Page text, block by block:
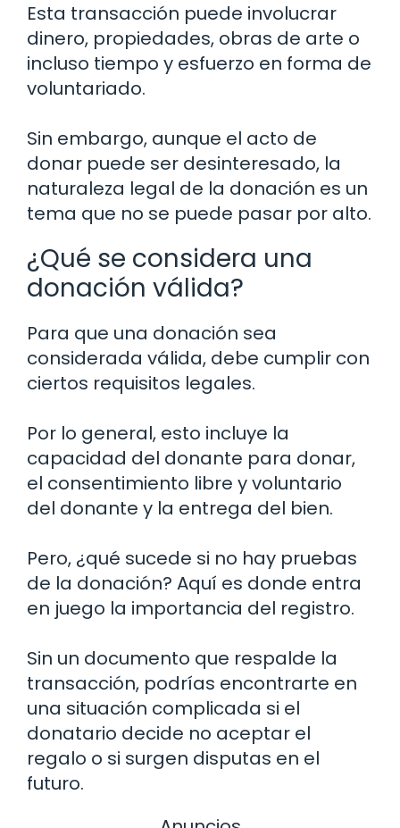
Esta transacción puede involucrar
dinero, propiedades, obras de arte o
incluso tiempo y esfuerzo en forma de
voluntariado.
Sin embargo, aunque el acto de
donar puede ser desinteresado, la
naturaleza legal de la donación es un
tema que no se puede pasar por alto.
¿Qué se considera una
donación válida?
Para que una donación sea
considerada válida, debe cumplir con
ciertos requisitos legales.
Por lo general, esto incluye la
capacidad del donante para donar,
el consentimiento libre y voluntario
del donante y la entrega del bien.
Pero, ¿qué sucede si no hay pruebas
de la donación? Aquí es donde entra
en juego la importancia del registro.
Sin un documento que respalde la
transacción, podrías encontrarte en
una situación complicada si el
donatario decide no aceptar el
regalo o si surgen disputas en el
futuro.